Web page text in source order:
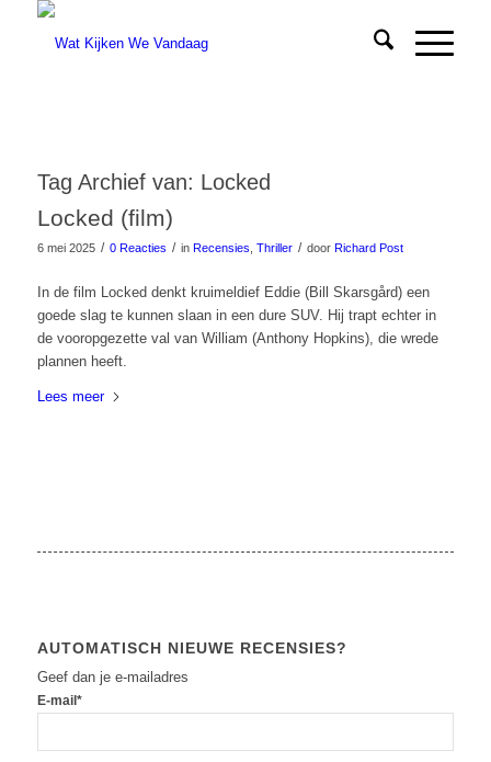
Tag Archief van: Locked
Locked (film)
6 mei 2025 / 0 Reacties / in Recensies Thriller / door Richard Post
In de film Locked denkt kruimeldief Eddie (Bill Skarsgård) een
goede slag te kunnen slaan in een dure SUV. Hij trapt echter in
de vooropgezette val van William (Anthony Hopkins), die wrede
plannen heeft.
Lees meer
AUTOMATISCH NIEUWE RECENSIES?
Geef dan je e-mailadres
E-mail*